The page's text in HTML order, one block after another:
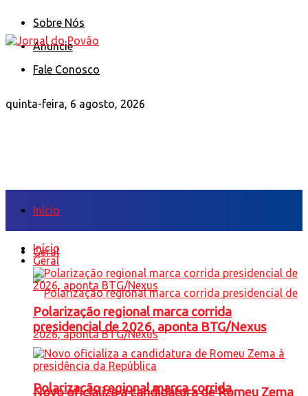
Sobre Nós
Anuncie
Fale Conosco
quinta-feira, 6 agosto, 2026
Início
Geral
Polarização regional marca corrida
Início
Geral
Polarização regional marca corrida
presidencial de 2026, aponta BTG/Nexus
Novo oficializa a candidatura de Romeu Zema